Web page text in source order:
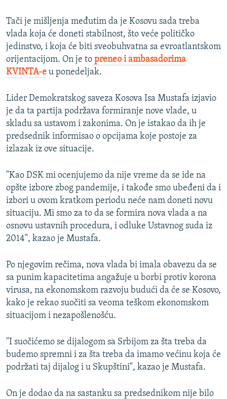
Tači je mišljenja međutim da je Kosovu sada treba
vlada koja će doneti stabilnost, što veće političko
jedinstvo, i koja će biti sveobuhvatna sa evroatlantskom
orijentacijom. On je to preneo i ambasadorima
KVINTA-e u ponedeljak.
Lider Demokratskog saveza Kosova Isa Mustafa izjavio
je da ta partija podržava formiranje nove vlade, u
skladu sa ustavom i zakonima. On je istakao da ih je
predsednik informisao o opcijama koje postoje za
izlazak iz ove situacije.
"Kao DSK mi ocenjujemo da nije vreme da se ide na
opšte izbore zbog pandemije, i takođe smo ubeđeni da i
izbori u ovom kratkom periodu neće nam doneti novu
situaciju. Mi smo za to da se formira nova vlada a na
osnovu ustavnih procedura, i odluke Ustavnog suda iz
2014", kazao je Mustafa.
Po njegovim rečima, nova vlada bi imala obavezu da se
sa punim kapacitetima angažuje u borbi protiv korona
virusa, na ekonomskom razvoju budući da će se Kosovo,
kako je rekao suočiti sa veoma teškom ekonomskom
situacijom i nezapošlenošću.
"I suočićemo se dijalogom sa Srbijom za šta treba da
budemo spremni i za šta treba da imamo većinu koja će
podržati taj dijalog i u Skupštini", kazao je Mustafa.
On je dodao da na sastanku sa predsednikom nije bilo